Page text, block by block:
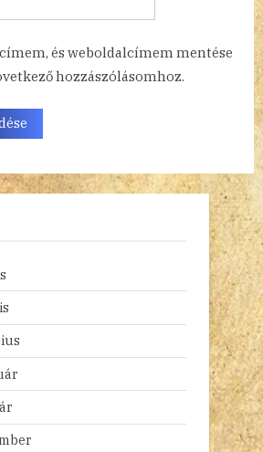
és weboldalcímem mentése
hozzászólásomhoz.